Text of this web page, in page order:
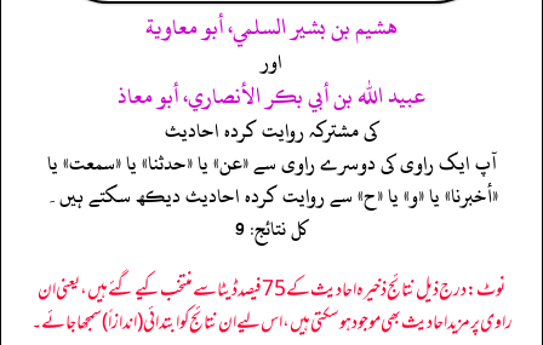
هشيم بن بشير السلمي، أبو معاوية
اور
عبيد الله بن أبي بكر الأنصاري، أبو معاذ
کی مشترکہ روایت کردہ احادیث
آپ ایک راوی کی دوسرے راوی سے «عن» یا «حدثنا» یا «سمعت» یا
«أخبرنا» یا «و» یا «ح» سے روایت کردہ احادیث دیکھ سکتے ہیں۔
کل نتائج: 9
نوٹ: درج ذیل نتائج ذخیرہ احادیث کے 75 فیصد ڈیٹا سے منتخب کیے گئے ہیں، یعنی ان
راوی پر مزید احادیث بھی موجود ہو سکتی ہیں، اس لیے ان نتائج کو ابتدائی (اندازاً) سمجھا جائے۔